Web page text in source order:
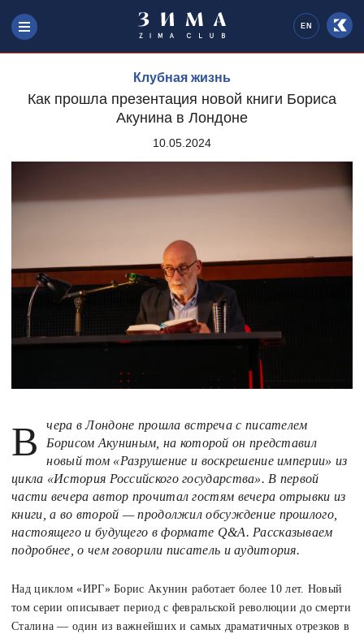
EN
Клубная жизнь
Как прошла презентация новой книги Бориса
Акунина в Лондоне
10.05.2024
Вчера в Лондоне прошла встреча с писателем
Борисом Акуниным, на которой он представил
новый том «Разрушение и воскрешение империи» из
цикла «История Российского государства». В первой
части вечера автор прочитал гостям вечера отрывки из
книги, а во второй — продолжил обсуждение прошлого,
настоящего и будущего в формате Q&A. Рассказываем
подробнее, о чем говорили писатель и аудитория.
Над циклом «ИРГ» Борис Акунин работает более 10 лет. Новый
том серии описывает период с февральской революции до смерти
Сталина — один из важнейших и самых драматичных отрезков в